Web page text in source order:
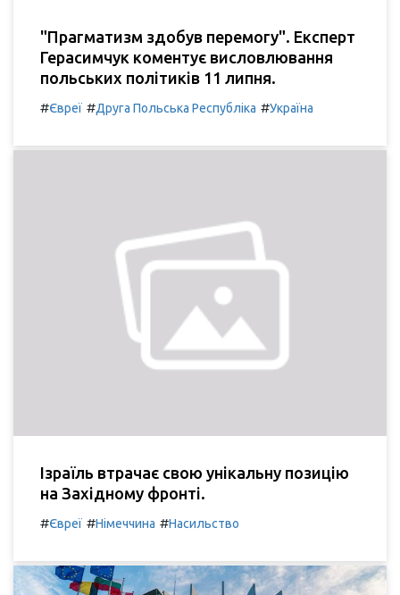
"Прагматизм здобув перемогу". Експерт
Герасимчук коментує висловлювання
польських політиків 11 липня.
#Євреї #Друга Польська Республіка #Україна
Ізраїль втрачає свою унікальну позицію
на Західному фронті.
#Євреї #Німеччина #Насильство